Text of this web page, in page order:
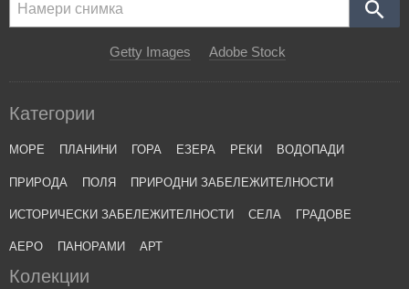
Getty Images Adobe Stock
Категории
МОРЕ ПЛАНИНИ ГОРА ЕЗЕРА РЕКИ ВОДОПАДИ
ПРИРОДА ПОЛЯ ПРИРОДНИ ЗАБЕЛЕЖИТЕЛНОСТИ
ИСТОРИЧЕСКИ ЗАБЕЛЕЖИТЕЛНОСТИ СЕЛА ГРАДОВЕ
АЕРО ПАНОРАМИ АРТ
Колекции